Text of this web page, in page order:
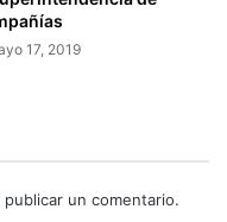
17, 2019
publicar un comentario.